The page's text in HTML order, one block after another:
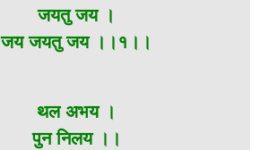
जयतु जय ।
जय जयतु जय ।।१।।
थल अभय ।
पुन निलय ।।